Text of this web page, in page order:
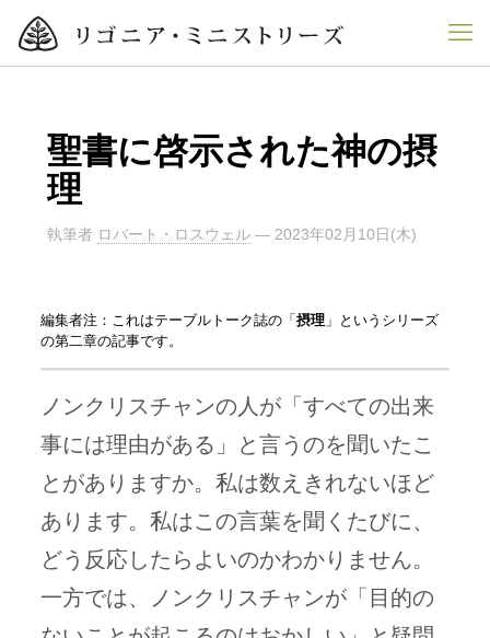
聖書に啓示された神の摂
理
執筆者 ロバート・ロスウェル — 2023年02月10日(木)
編集者注：これはテーブルトーク誌の「摂理」というシリーズ
の第二章の記事です。
ノンクリスチャンの人が「すべての出来
事には理由がある」と言うのを聞いたこ
とがありますか。私は数えきれないほど
あります。私はこの言葉を聞くたびに、
どう反応したらよいのかわかりません。
一方では、ノンクリスチャンが「目的の